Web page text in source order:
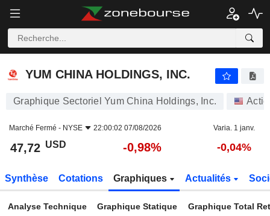
YUM CHINA HOLDINGS, INC.
YUM CHINA HOLDINGS, INC.
Graphique Sectoriel Yum China Holdings, Inc.
Marché Fermé - NYSE 22:00:02 07/08/2026 Varia. 1 janv.
47,72 USD -0,98% -0,04%
Synthèse Cotations Graphiques Actualités
Analyse Technique Graphique Statique Graphique Total